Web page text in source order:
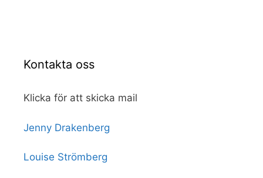
Kontakta oss
Klicka för att skicka mail
Jenny Drakenberg
Louise Strömberg